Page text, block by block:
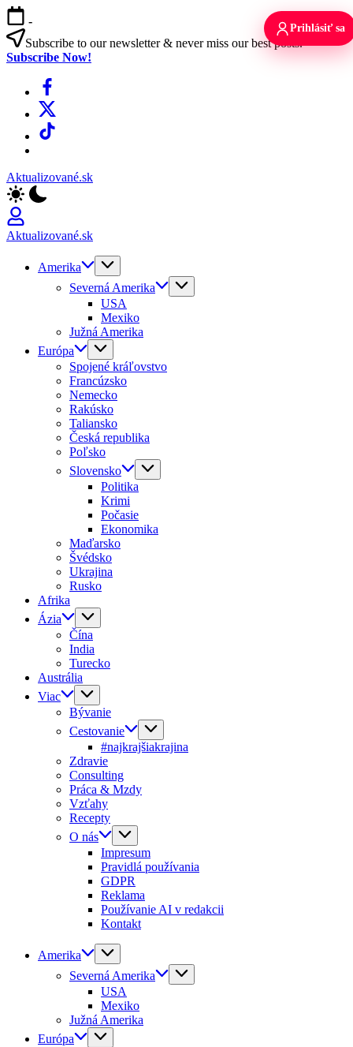
Skip
to
content
-
Subscribe to our newsletter & never miss our best posts.
Subscribe Now!
Facebook
X
TikTok
Aktualizované.sk
Aktualizované.sk
Amerika
Severná Amerika
USA
Mexiko
Južná Amerika
Európa
Spojené kráľovstvo
Francúzsko
Nemecko
Rakúsko
Taliansko
Česká republika
Poľsko
Slovensko
Politika
Krimi
Počasie
Ekonomika
Maďarsko
Švédsko
Ukrajina
Rusko
Afrika
Ázia
Čína
India
Turecko
Austrália
Viac
Bývanie
Cestovanie
#najkrajšiakrajina
Zdravie
Consulting
Práca & Mzdy
Vzťahy
Recepty
O nás
Impresum
Pravidlá používania
GDPR
Reklama
Používanie AI v redakcii
Kontakt
Amerika
Severná Amerika
USA
Mexiko
Južná Amerika
Európa
Prihlásiť sa